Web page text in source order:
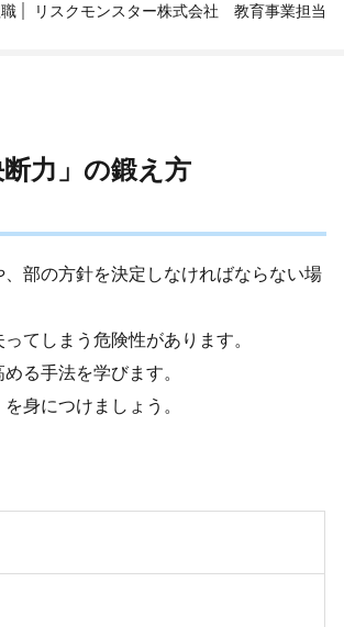
リスクモンスター株式会社 教育事業担当
力」の鍛え方
部の方針を決定しなければならない場
てしまう危険性があります。
る手法を学びます。
身につけましょう。